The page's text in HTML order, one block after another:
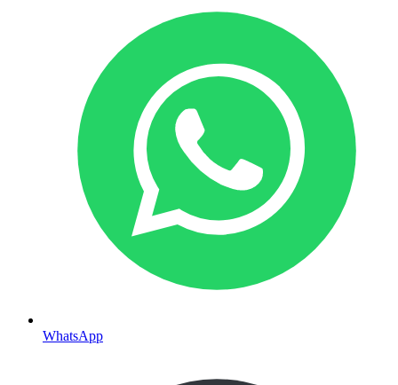
WhatsApp